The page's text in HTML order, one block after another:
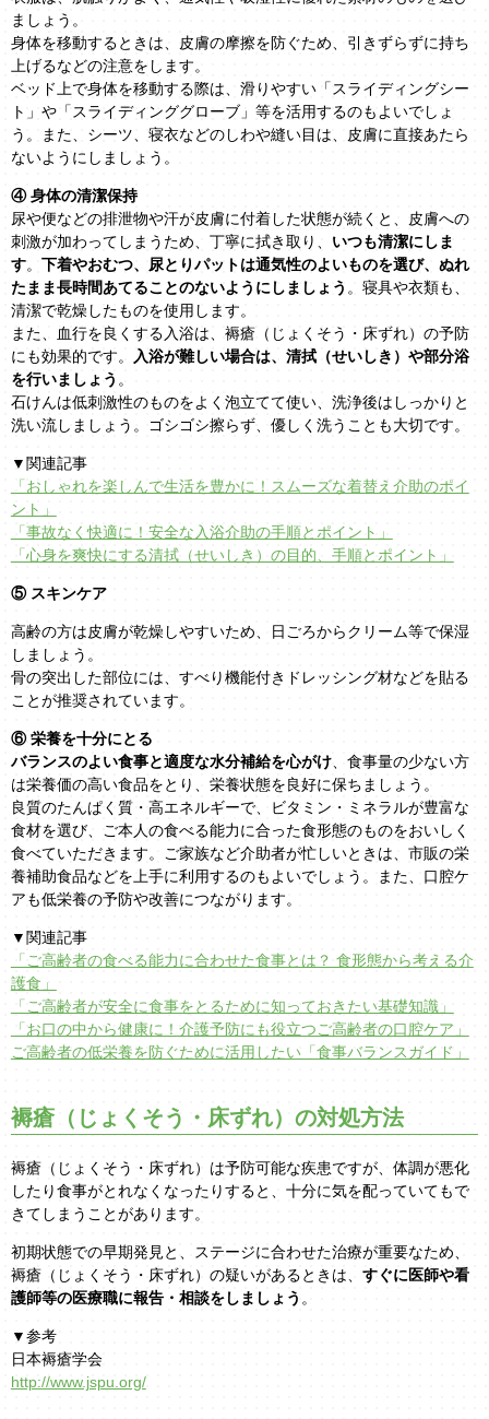
ましょう。
身体を移動するときは、皮膚の摩擦を防ぐため、引きずらずに持ち
上げるなどの注意をします。
ベッド上で身体を移動する際は、滑りやすい「スライディングシー
ト」や「スライディンググローブ」等を活用するのもよいでしょ
う。また、シーツ、寝衣などのしわや縫い目は、皮膚に直接あたら
ないようにしましょう。
④ 身体の清潔保持
尿や便などの排泄物や汗が皮膚に付着した状態が続くと、皮膚への
刺激が加わってしまうため、丁寧に拭き取り、 いつも清潔にしま
す。 下着やおむつ、尿とりパットは通気性のよいものを選び、ぬれ
たまま長時間あてることのないようにしましょう 。寝具や衣類も、
清潔で乾燥したものを使用します。
また、血行を良くする入浴は、褥瘡（じょくそう・床ずれ）の予防
にも効果的です。
入浴が難しい場合は、清拭（せいしき）や部分浴
を行いましょう 。
石けんは低刺激性のものをよく泡立てて使い、洗浄後はしっかりと
洗い流しましょう。ゴシゴシ擦らず、優しく洗うことも大切です。
▼関連記事
「おしゃれを楽しんで生活を豊かに！スムーズな着替え介助のポイ
ント」
「事故なく快適に！安全な入浴介助の手順とポイント」
「心身を爽快にする清拭（せいしき）の目的、手順とポイント」
⑤ スキンケア
高齢の方は皮膚が乾燥しやすいため、日ごろからクリーム等で保湿
しましょう。
骨の突出した部位には、すべり機能付きドレッシング材などを貼る
ことが推奨されています。
⑥ 栄養を十分にとる
バランスのよい食事と適度な水分補給を心がけ、食事量の少ない方
は栄養価の高い食品をとり、栄養状態を良好に保ちましょう。
良質のたんぱく質・高エネルギーで、ビタミン・ミネラルが豊富な
食材を選び、ご本人の食べる能力に合った食形態のものをおいしく
食べていただきます。ご家族など介助者が忙しいときは、市販の栄
養補助食品などを上手に利用するのもよいでしょう。また、口腔ケ
アも低栄養の予防や改善につながります。
▼関連記事
「ご高齢者の食べる能力に合わせた食事とは？ 食形態から考える介
護食」
「ご高齢者が安全に食事をとるために知っておきたい基礎知識」
「お口の中から健康に！介護予防にも役立つご高齢者の口腔ケア」
ご高齢者の低栄養を防ぐために活用したい「食事バランスガイド」
褥瘡（じょくそう・床ずれ）の対処方法
褥瘡（じょくそう・床ずれ）は予防可能な疾患ですが、体調が悪化
したり食事がとれなくなったりすると、十分に気を配っていてもで
きてしまうことがあります。
初期状態での早期発見と、ステージに合わせた治療が重要なため、
褥瘡（じょくそう・床ずれ）の疑いがあるときは、 すぐに医師や看
護師等の医療職に報告・相談をしましょう 。
▼参考
日本褥瘡学会
http://www.jspu.org/